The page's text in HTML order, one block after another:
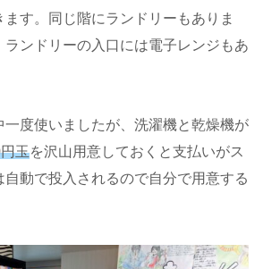
す。同じ階にランドリーもありま
ンドリーの入口には電子レンジもあ
一度使いましたが、洗濯機と乾燥機が
玉を沢山用意しておくと支払いがス
自動で投入されるので自分で用意する